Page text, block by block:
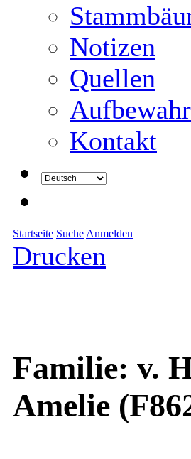
Notizen
Quellen
Kontakt
Startseite Suche Anmelden
Drucken
Familie: v.
Amelie